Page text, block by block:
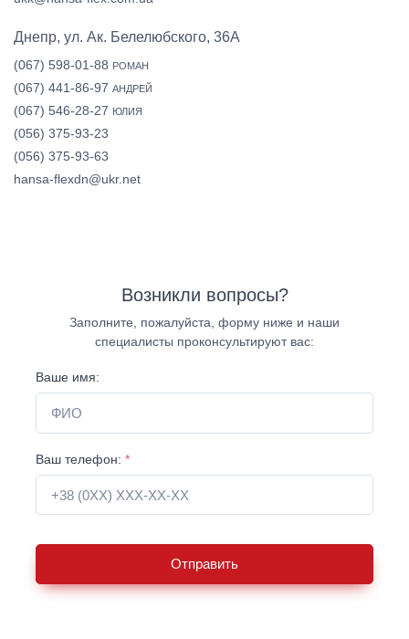
Днепр, ул. Ак. Белелюбского, 36А
(067) 598-01-88 РОМАН
(067) 441-86-97 АНДРЕЙ
(067) 546-28-27 ЮЛИЯ
(056) 375-93-23
(056) 375-93-63
hansa-flexdn@ukr.net
Возникли вопросы?
Заполните, пожалуйста, форму ниже и наши
специалисты проконсультируют вас:
Ваше имя:
Ваш телефон: *
Отправить